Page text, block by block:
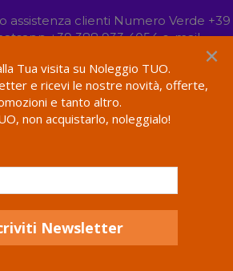
BOOK NOW
Fornitori Contract Client
taggati “miscelatore 5 vie”
5 vie
assistenza clienti Numero Verde +39
+39 388 933 4054 e-mail ×
Tua visita su Noleggio TUO.
e ricevi le nostre novità, offerte,
e tanto altro.
non acquistarlo, noleggialo!